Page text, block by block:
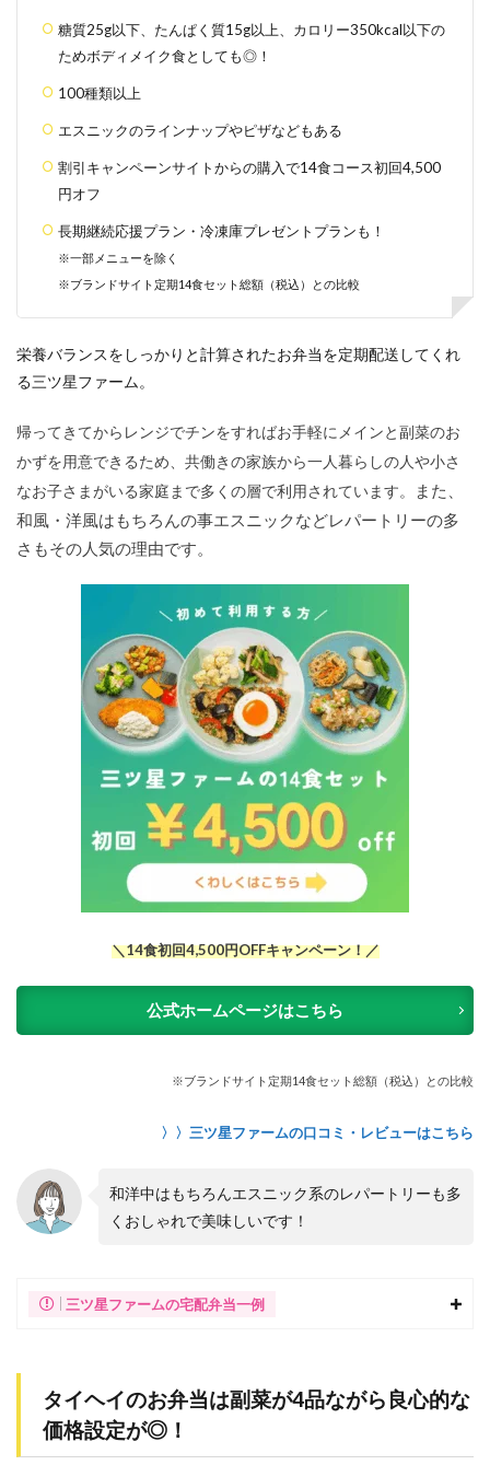
糖質25g以下、たんぱく質15g以上、カロリー350kcal以下の
ためボディメイク食としても◎！
100種類以上
エスニックのラインナップやピザなどもある
割引キャンペーンサイトからの購入で14食コース初回4,500
円オフ
長期継続応援プラン・冷凍庫プレゼントプランも！
※一部メニューを除く
※ブランドサイト定期14食セット総額（税込）との比較
栄養バランスをしっかりと計算されたお弁当を定期配送してくれ
る三ツ星ファーム。
帰ってきてからレンジでチンをすればお手軽にメインと副菜のお
かずを用意できるため、共働きの家族から一人暮らしの人や小さ
なお子さまがいる家庭まで多くの層で利用されています。
また、
和風・洋風はもちろんの事エスニックなどレパートリーの多
さもその人気の理由です。
＼14食初回4,500円OFFキャンペーン！／
公式ホームページはこちら
※ブランドサイト定期14食セット総額（税込）との比較
〉〉三ツ星ファームの口コミ・レビューはこちら
和洋中はもちろんエスニック系のレパートリーも多
くおしゃれで美味しいです！
三ツ星ファームの宅配弁当一例
タイヘイのお弁当は副菜が4品ながら良心的な
価格設定が◎！